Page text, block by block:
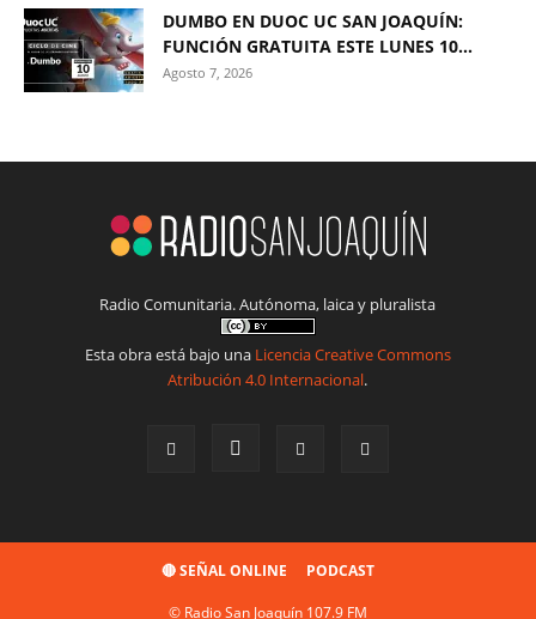
DUMBO EN DUOC UC SAN JOAQUÍN:
FUNCIÓN GRATUITA ESTE LUNES 10...
Agosto 7, 2026
Radio Comunitaria. Autónoma, laica y pluralista
Esta obra está bajo una Licencia Creative Commons
Atribución 4.0 Internacional.
🔴 SEÑAL ONLINE PODCAST
© Radio San Joaquín 107.9 FM